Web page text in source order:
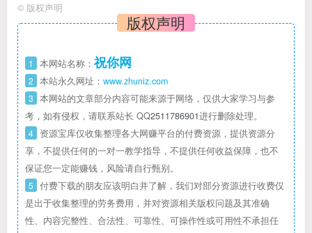
© 版权声明
版权声明
1 本网站名称： 祝你网
2 本站永久网址： www.zhuniz.com
3 本网站的文章部分内容可能来源于网络，仅供大家学习与参
考，如有侵权，请联系站长 QQ2511786901进行删除处理。
4 资源宝库仅收集整理各大网赚平台的付费资源，提供资源分
享，不提供任何的一对一教学指导，不提供任何收益保障，也不
保证您一定能赚钱，风险请自行甄别。
5 付费下载的朋友应该明白并了解，我们对部分资源进行收费仅
是出于收集整理的劳务费用，并对资源相关版权问题及其准确
性、内容完整性、合法性、可靠性、可操作性或可用性不承担任